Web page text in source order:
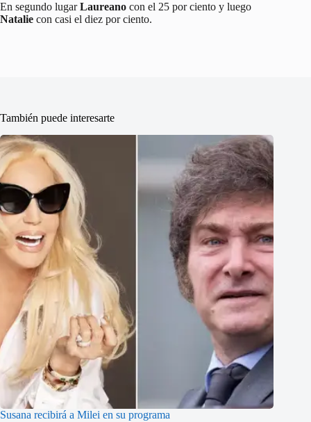
En segundo lugarLaureano con el 25 por ciento y luego
Natalie con casi el diez por ciento.
También puede interesarte
Susana recibirá a Milei en su programa